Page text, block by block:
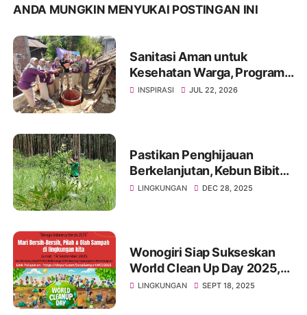
ANDA MUNGKIN MENYUKAI POSTINGAN INI
Sanitasi Aman untuk
Kesehatan Warga, Program
Sanitasi Terpadu Djarum
INSPIRASI JUL 22, 2026
Pastikan Penghijauan
Berkelanjutan, Kebun Bibit
Griya Amanah Lakukan
LINGKUNGAN DEC 28, 2025
Wonogiri Siap Sukseskan
World Clean Up Day 2025,
Wujudkan Indonesia Bersih
LINGKUNGAN SEPT 18, 2025